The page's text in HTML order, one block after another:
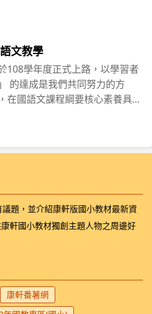
文教學
108學年度正式上路，以學習者
的達成是我們共同努力的方
在國語文課程綱要核心素養具...
題，並介紹康軒版國小教材最新資
軒國小教材獨創主題人物之周邊好
康軒番薯網